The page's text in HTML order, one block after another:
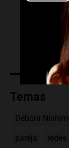
Temas
Débora
pareja